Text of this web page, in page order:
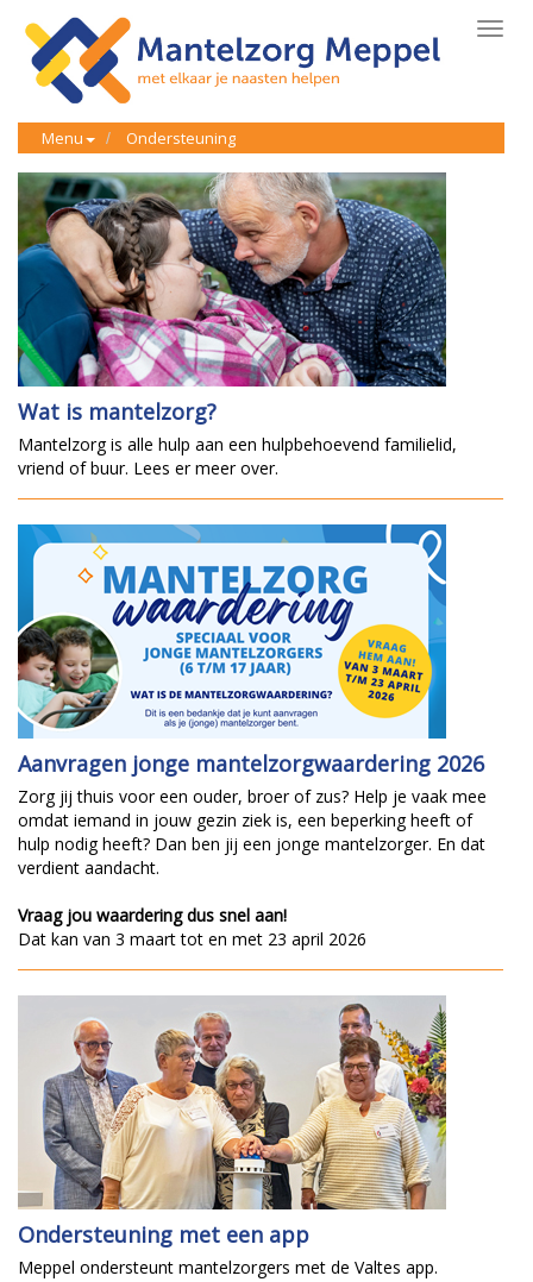
Menu Ondersteuning
Wat is mantelzorg?
Mantelzorg is alle hulp aan een hulpbehoevend familielid,
vriend of buur. Lees er meer over.
Aanvragen jonge mantelzorgwaardering 2026
Zorg jij thuis voor een ouder, broer of zus? Help je vaak mee
omdat iemand in jouw gezin ziek is, een beperking heeft of
hulp nodig heeft? Dan ben jij een jonge mantelzorger. En dat
verdient aandacht.
Vraag jou waardering dus snel aan!
Dat kan van 3 maart tot en met 23 april 2026
Ondersteuning met een app
Meppel ondersteunt mantelzorgers met de Valtes app.